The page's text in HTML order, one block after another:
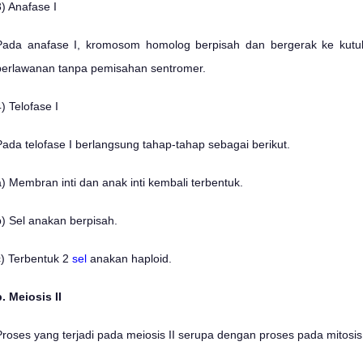
Anafase I
anafase I, kromosom homolog berpisah dan bergerak ke
tanpa pemisahan sentromer.
Telofase I
telofase I berlangsung tahap-tahap sebagai berikut.
Membran inti dan anak inti kembali terbentuk.
Sel anakan berpisah.
Terbentuk 2 sel anakan haploid.
Meiosis II
yang terjadi pada meiosis II serupa dengan proses pada